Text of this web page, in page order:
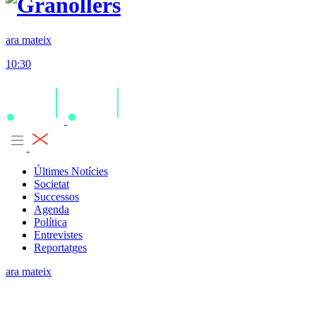
ara mateix
10:30
Últimes Notícies
Societat
Successos
Agenda
Política
Entrevistes
Reportatges
ara mateix